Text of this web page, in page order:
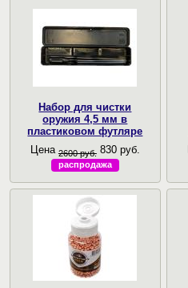
Набор для чистки
оружия 4,5 мм в
пластиковом футляре
Цена 2600 руб. 830 руб.
распродажа